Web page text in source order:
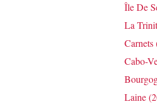
Île De
La
Carnets
Cabo-
Laine